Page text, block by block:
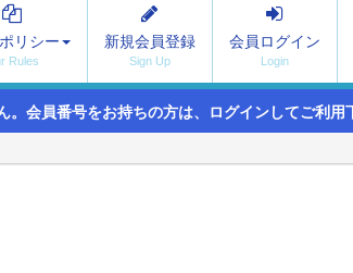
リシー 新規会員登録 会員ログイン
。会員番号をお持ちの方は、ログインしてご利用